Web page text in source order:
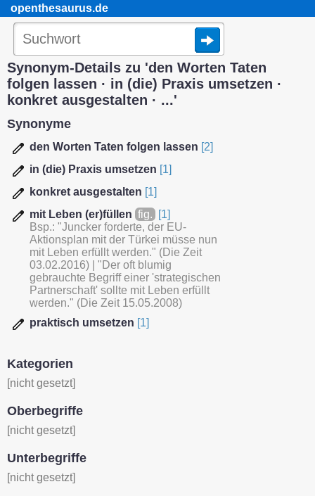
openthesaurus.de
Synonym-Details zu 'den Worten Taten
folgen lassen · in (die) Praxis umsetzen ·
konkret ausgestalten · ...'
Synonyme
den Worten Taten folgen lassen [2]
in (die) Praxis umsetzen [1]
konkret ausgestalten [1]
mit Leben (er)füllen fig.
[1]
Bsp.: "Juncker forderte, der EU-
Aktionsplan mit der Türkei müsse nun
mit Leben erfüllt werden." (Die Zeit
03.02.2016) | "Der oft blumig
gebrauchte Begriff einer 'strategischen
Partnerschaft' sollte mit Leben erfüllt
werden." (Die Zeit 15.05.2008)
praktisch umsetzen [1]
Kategorien
[nicht gesetzt]
Oberbegriffe
[nicht gesetzt]
Unterbegriffe
[nicht gesetzt]